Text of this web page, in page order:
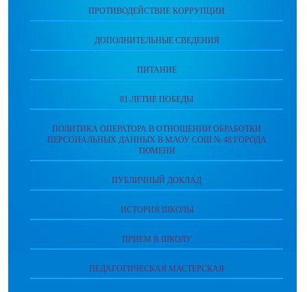
ПРОТИВОДЕЙСТВИЕ КОРРУПЦИИ
ДОПОЛНИТЕЛЬНЫЕ СВЕДЕНИЯ
ПИТАНИЕ
81-ЛЕТИЕ ПОБЕДЫ
ПОЛИТИКА ОПЕРАТОРА В ОТНОШЕНИИ ОБРАБОТКИ
ПЕРСОНАЛЬНЫХ ДАННЫХ В МАОУ СОШ № 48 ГОРОДА
ТЮМЕНИ
ПУБЛИЧНЫЙ ДОКЛАД
ИСТОРИЯ ШКОЛЫ
ПРИЕМ В ШКОЛУ
ПЕДАГОГИЧЕСКАЯ МАСТЕРСКАЯ